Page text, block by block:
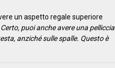
un aspetto regale superiore
Certo, puoi anche avere una pelliccia
anziché sulle spalle. Questo è